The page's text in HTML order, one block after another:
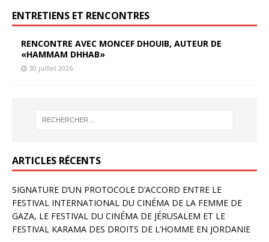
ENTRETIENS ET RENCONTRES
RENCONTRE AVEC MONCEF DHOUIB, AUTEUR DE
«HAMMAM DHHAB»
30 juillet 2026
ARTICLES RÉCENTS
SIGNATURE D’UN PROTOCOLE D’ACCORD ENTRE LE
FESTIVAL INTERNATIONAL DU CINÉMA DE LA FEMME DE
GAZA, LE FESTIVAL DU CINÉMA DE JÉRUSALEM ET LE
FESTIVAL KARAMA DES DROITS DE L’HOMME EN JORDANIE